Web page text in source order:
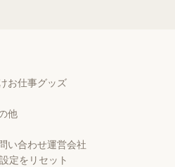
お仕事グッズ
他
い合わせ運営会社
定をリセット